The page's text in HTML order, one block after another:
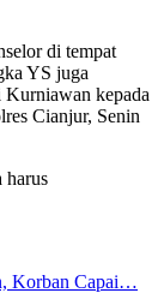
di tempat
YS juga
kepada
Cianjur, Senin
harus
Korban Capai…